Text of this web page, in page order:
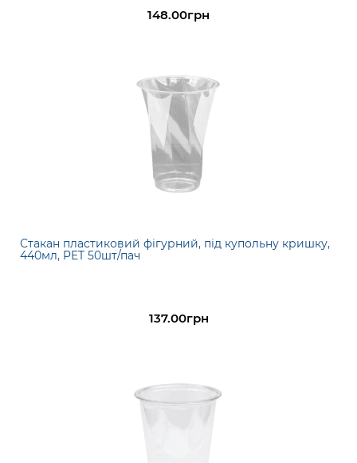
148.00грн
Стакан пластиковий фігурний, під купольну кришку,
440мл, PET 50шт/пач
137.00грн